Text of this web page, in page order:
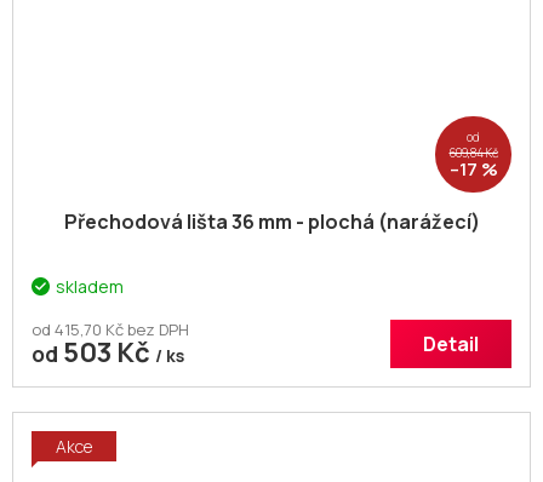
od
609,84 Kč
–17 %
Přechodová lišta 36 mm - plochá (narážecí)
skladem
od 415,70 Kč bez DPH
od 503 Kč / ks Detail
Akce